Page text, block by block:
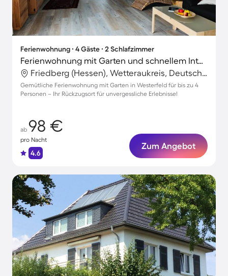
Ferienwohnung ∙ 4 Gäste ∙ 2 Schlafzimmer
Ferienwohnung mit Garten und schnellem Internet | Gartenblick | Perfekt für die Arbeit von Zuhause
Friedberg (Hessen), Wetteraukreis, Deutschland
Gemütliche Ferienwohnung mit Garten in Westerfeld für bis zu 4
Personen – Ihr Rückzugsort für unvergessliche Erlebnisse!
ab 98 €
pro Nacht
4.6
Zum Angebot